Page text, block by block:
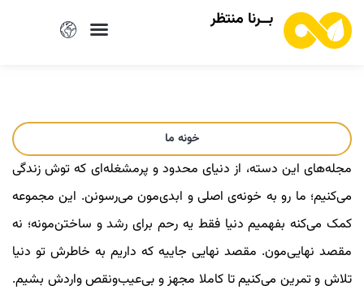
بــرنا منتظر
خونه ما
مجله‌های این دسته، از دنیای محدود و پرمشغله‌ای که توش زندگی
می‌کنیم؛ ما رو به خونه‌ی اصلی و ابدی‌مون می‌رسونن. این مجموعه
کمک می‌کنه بفهمیم دنیا فقط یه رحم برای رشد و ساختن‌مونه؛ نه
مقصد نهایی‌مون. مقصد نهایی جاییه ‌که داریم به خاطرش تو دنیا
تلاش و تمرین می‌کنیم تا کاملا مجهز و بی‌عیب‌و‌نقص واردش بشیم.